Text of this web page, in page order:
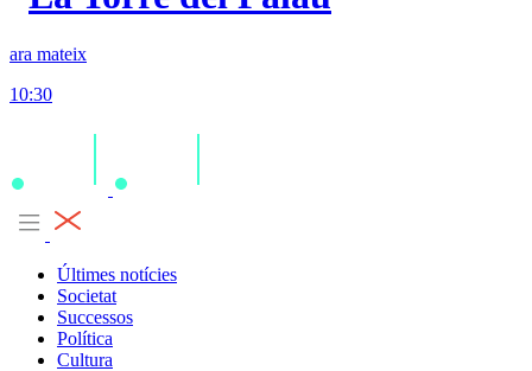
ara mateix
10:30
Últimes notícies
Societat
Successos
Política
Cultura